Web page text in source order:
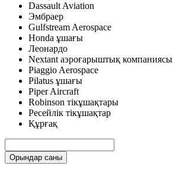
Dassault Aviation
Эмбраер
Gulfstream Aerospace
Honda ұшағы
Леонардо
Nextant аэроғарыштық компаниясы
Piaggio Aerospace
Pilatus ұшағы
Piper Aircraft
Robinson тікұшақтары
Ресейлік тікұшақтар
Құрғақ
Орындар саны